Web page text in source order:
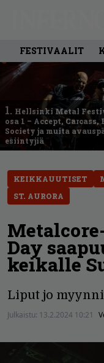
FESTIVAALIT
1. Hellsinki Metal
osa 1 – Accept, Carcass,
Society ja muita
esiintyjiä
KEIKKAUUTISET
ST. AURORA
Day
keikalle
Liput jo
Julkaistu: 13.2.2024 10:21